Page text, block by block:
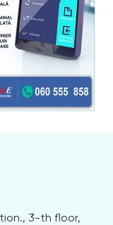
3-th floor,